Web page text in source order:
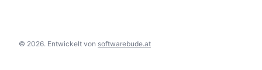
© 2026. Entwickelt von softwarebude.at